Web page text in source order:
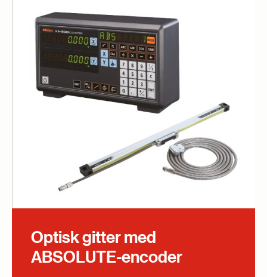
Optisk gitter med
ABSOLUTE-encoder